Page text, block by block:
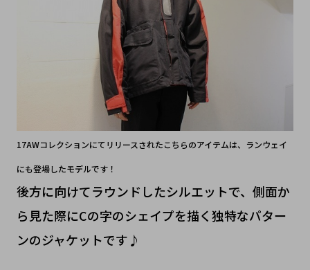
17AWコレクションにてリリースされたこちらのアイテムは、ランウェイ
にも登場したモデルです！
後方に向けてラウンドしたシルエットで、側面か
ら見た際にCの字のシェイプを描く独特なパター
ンのジャケットです♪